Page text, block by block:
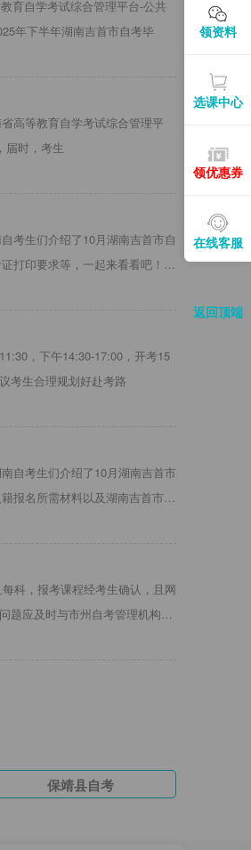
育自学考试综合管理平台-公共
年下半年湖南吉首市自考毕
高等教育自学考试综合管理平
届时，考生
考生们介绍了10月湖南吉首市自
打印要求等，一起来看看吧！
，下午14:30-17:00，开考15
考生合理规划好赴考路
自考生们介绍了10月湖南吉首市
报名所需材料以及湖南吉首市自
科，报考课程经考生确认，且网
题应及时与市州自考管理机构联
保靖县自考
领资料
选课中心
领优惠券
在线客服
返回顶端